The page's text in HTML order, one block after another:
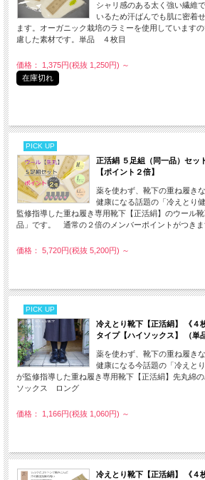
シャリ感のある太く強い繊維
いるため汗ばんでも肌に密着
ます。オーガニック栽培のラミーを使用しています
慮した素材です。単品 ４枚目
価格： 1,375円(税抜 1,250円) ～
在庫切れ
PICK UP
正活絹 ５足組（同一品）セッ
【ポイント２倍】
薬を使わず、靴下の重ね履き
健康になる話題の「冷えとり
監修指導した重ね履き専用靴下【正活絹】のウール
品」です。 通常の２倍のメンバーポイントがつきま
価格： 5,720円(税抜 5,200円) ～
PICK UP
冷えとり靴下【正活絹】 《４
タイプ【ハイソックス】 （単
薬を使わず、靴下の重ね履き
健康になる今話題の「冷えと
が監修指導した重ね履き専用靴下【正活絹】先丸綿
ソックス ロング
価格： 1,166円(税抜 1,060円) ～
冷えとり靴下【正活絹】 《